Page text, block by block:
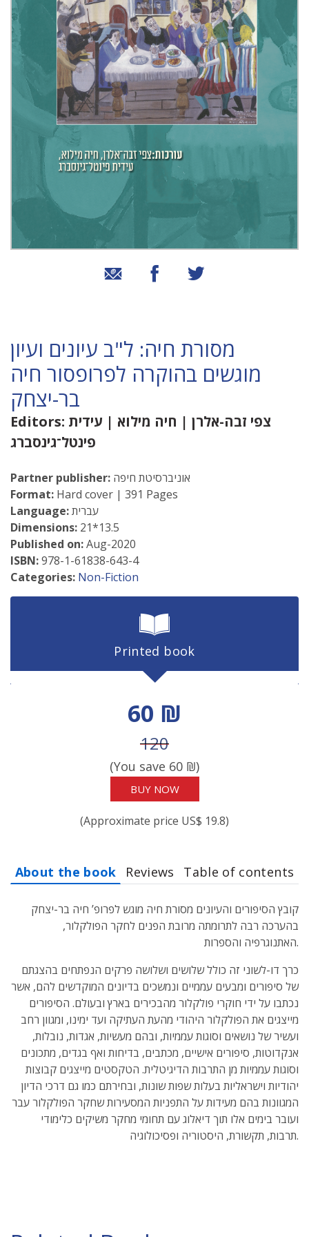
שיתוף באמצעות אימייל
שיתוף בפייסבוק
מסורת חיה: ל"ב עיונים ועיון
מוגשים בהוקרה לפרופסור חיה
בר-יצחק
Editors: צפי זבה-אלרן | חיה מילוא | עידית
פינטל־גינסברג
Partner publisher: אוניברסיטת חיפה
Format: Hard cover | 391 Pages
Language:עברית
Dimensions: 21*13.5
Published on:Aug-2020
ISBN:978-1-61838-643-4
Categories: Non-Fiction
Printed book
Discount price
60 ₪
Price before discount
120
(You save 60 ₪)
BUY NOW
(Approximate price US$ 19.8)
About the book Reviews Table of contents
קובץ הסיפורים והעיונים מסורת חיה מוגש לפרופ’ חיה בר-יצחק
בהערכה רבה לתרומתה מרובת הפנים לחקר הפולקלור,
האתנוגרפיה והספרות.
כרך דו-לשוני זה כולל שלושים ושלושה פרקים הנפתחים בהצגתם
של סיפורים ומבעים עממיים ונמשכים בדיונים המוקדשים להם, אשר
נכתבו על ידי חוקרי פולקלור מהבכירים בארץ ובעולם. הסיפורים
מייצגים את הפולקלור היהודי מהעת העתיקה ועד ימינו, ומגוון רחב
ועשיר של נושאים וסוגות עממיות, ובהם מעשיות, אגדות, נובלות,
אנקדוטות, סיפורים אישיים, מכתבים, בדיחות ואף בגדים, מתכונים
וסוגות עממיות מן התרבות הדיגיטלית. הטקסטים מייצגים קבוצות
יהודיות וישראליות בעלות שפות שונות, ובחירתם כמו גם דרכי הדיון
המגוונות בהם מעידות על התפניות המסעירות שחקר הפולקלור עבר
ועובר בימים אלו תוך דיאלוג עם תחומי מחקר משיקים כלימודי
תרבות, תקשורת, היסטוריה ופסיכולוגיה.